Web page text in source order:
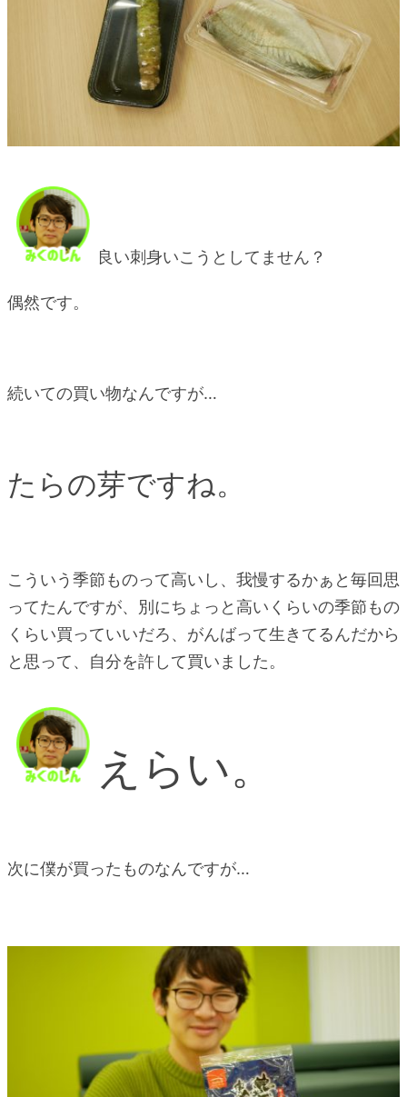
良い刺身いこうとしてません？
偶然です。
続いての買い物なんですが…
たらの芽ですね。
こういう季節ものって高いし、我慢するかぁと毎回思
ってたんですが、別にちょっと高いくらいの季節もの
くらい買っていいだろ、がんばって生きてるんだから
と思って、自分を許して買いました。
えらい。
次に僕が買ったものなんですが…